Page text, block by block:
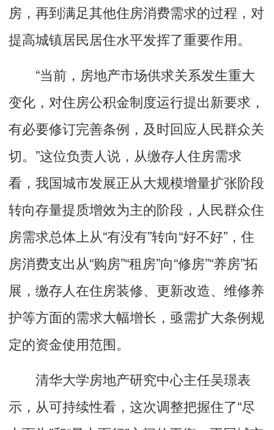
房，再到满足其他住房消费需求的过程，对
提高城镇居民居住水平发挥了重要作用。
“当前，房地产市场供求关系发生重大
变化，对住房公积金制度运行提出新要求，
有必要修订完善条例，及时回应人民群众关
切。”这位负责人说，从缴存人住房需求
看，我国城市发展正从大规模增量扩张阶段
转向存量提质增效为主的阶段，人民群众住
房需求总体上从“有没有”转向“好不好”，住
房消费支出从“购房”“租房”向“修房”“养房”拓
展，缴存人在住房装修、更新改造、维修养
护等方面的需求大幅增长，亟需扩大条例规
定的资金使用范围。
清华大学房地产研究中心主任吴璟表
示，从可持续性看，这次调整把握住了“尽